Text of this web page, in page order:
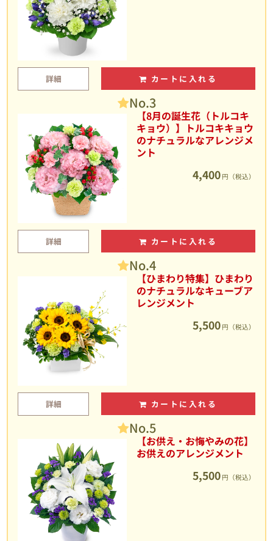
詳細 カートに入れる
No.3
【8月の誕生花（トルコキ
キョウ）】トルコキキョウ
のナチュラルなアレンジメ
ント
4,400 円（税込）
詳細 カートに入れる
No.4
【ひまわり特集】ひまわり
のナチュラルなキューブア
レンジメント
5,500 円（税込）
詳細 カートに入れる
No.5
【お供え・お悔やみの花】
お供えのアレンジメント
5,500 円（税込）